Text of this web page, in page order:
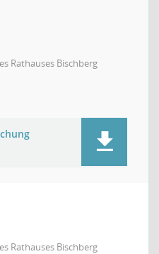
Rathauses Bischberg
Rathauses Bischberg